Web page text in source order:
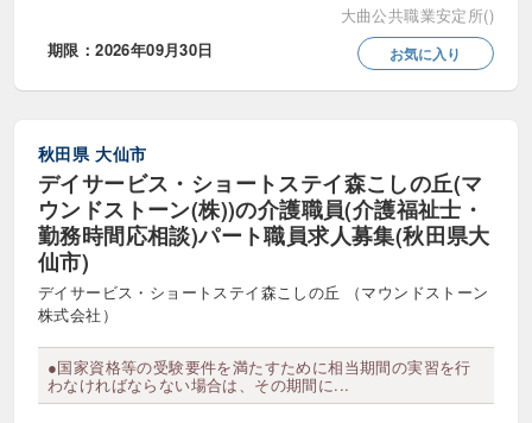
時給1500円以上
時給1600円以上 時給1700円以上
時給2000円以上 時給2500円以上
時給3000円以上
大曲公共職業安定所()
期限：2026年09月30日
お気に入り
秋田県 大仙市
デイサービス・ショートステイ森こしの丘(マ
ウンドストーン(株))の介護職員(介護福祉士・
勤務時間応相談)パート職員求人募集(秋田県大
仙市)
デイサービス・ショートステイ森こしの丘 （マウンドストーン
株式会社）
●国家資格等の受験要件を満たすために相当期間の実習を行
わなければならない場合は、その期間に...